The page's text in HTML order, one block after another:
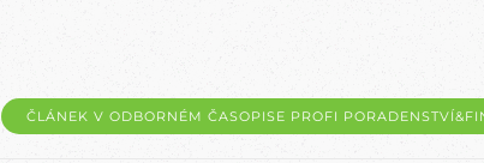
ČLÁNEK V ODBORNÉM ČASOPISE PROFI